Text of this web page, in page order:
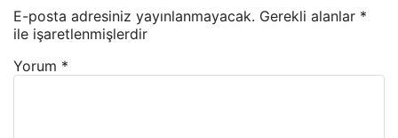
E-posta adresiniz yayınlanmayacak. Gerekli alanlar *
ile işaretlenmişlerdir
Yorum *